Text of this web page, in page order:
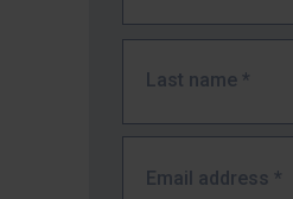
Last name *
Email address *